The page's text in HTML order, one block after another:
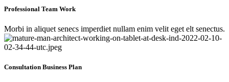
Professional Team Work
Morbi in aliquet senecs imperdiet nullam enim velit eget elt senectus.
Consultation Business Plan